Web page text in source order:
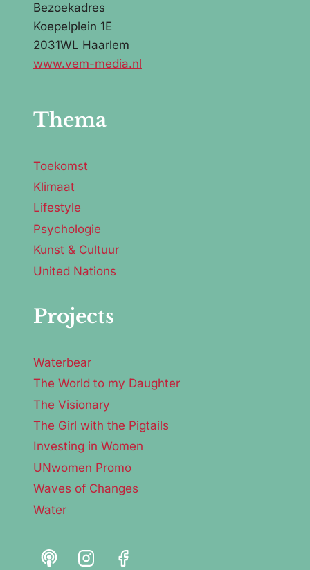
Bezoekadres
Koepelplein 1E
2031WL Haarlem
www.vem-media.nl
Thema
Toekomst
Klimaat
Lifestyle
Psychologie
Kunst & Cultuur
United Nations
Projects
Waterbear
The World to my Daughter
The Visionary
The Girl with the Pigtails
Investing in Women
UNwomen Promo
Waves of Changes
Water